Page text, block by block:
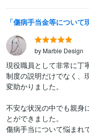
by Marble Design
現役職員として非常に丁
制度の説明だけでなく、
変助かりました。
不安な状況の中でも親身
とができました。
傷病手当について悩まれ